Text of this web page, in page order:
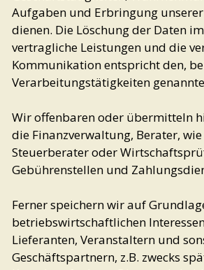
Aufgaben und Erbringung
dienen. Die Löschung der Daten
vertragliche Leistungen und die
Kommunikation entspricht den,
Verarbeitungstätigkeiten
Wir offenbaren oder übermitteln
die Finanzverwaltung, Berater, wie
Steuerberater oder
Gebührenstellen und
Ferner speichern wir auf
betriebswirtschaftlichen
Lieferanten, Veranstaltern und
Geschäftspartnern, z.B. zwecks